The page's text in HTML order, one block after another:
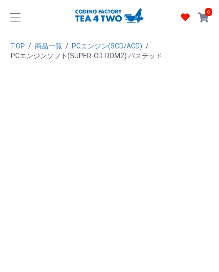
0
TOP / 商品一覧 / PCエンジン(SCD/ACD) /
PCエンジンソフト(SUPER-CD-ROM2) バステッド